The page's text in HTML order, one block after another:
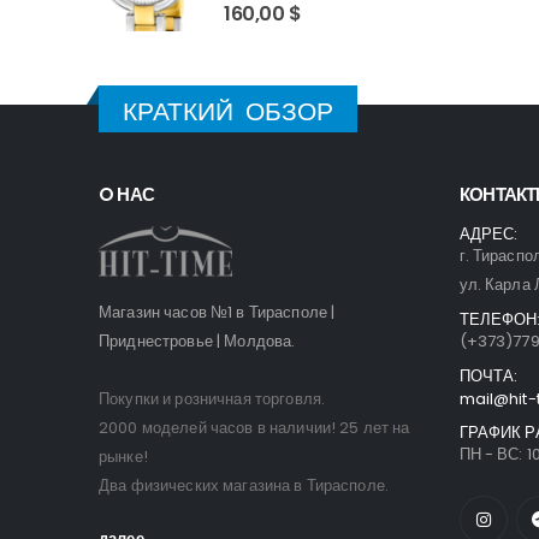
0out of 5
160,00 $
КРАТКИЙ ОБЗОР
O НАС
Магазин часов №1 в Тирасполе |
Приднестровье | Молдова.
Покупки и розничная торговля.
2000 моделей часов в наличии! 25 лет на
рынке!
Два физических магазина в Тирасполе.
АДРЕС:
г.
ул. Карла
ТЕЛЕФОН:
ПОЧТА:
ГРАФИК
ПН - ВС: